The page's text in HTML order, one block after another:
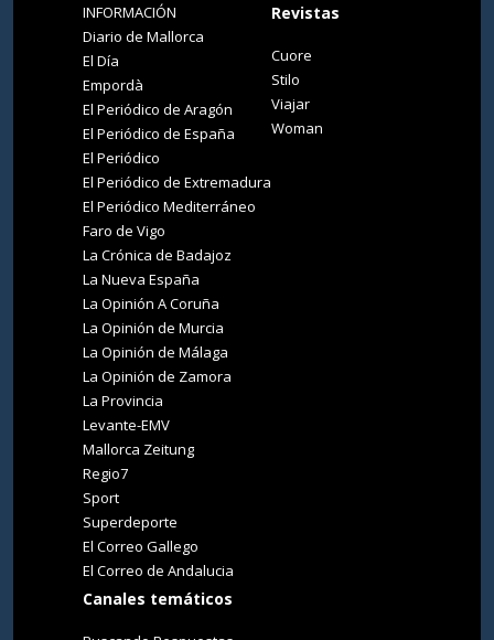
INFORMACIÓN
Diario de Mallorca
El Día
Empordà
El Periódico de Aragón
El Periódico de España
El Periódico
El Periódico de Extremadura
El Periódico Mediterráneo
Faro de Vigo
La Crónica de Badajoz
La Nueva España
La Opinión A Coruña
La Opinión de Murcia
La Opinión de Málaga
La Opinión de Zamora
La Provincia
Levante-EMV
Mallorca Zeitung
Regio7
Sport
Superdeporte
El Correo Gallego
El Correo de Andalucia
Canales temáticos
Revistas
Cuore
Stilo
Viajar
Woman